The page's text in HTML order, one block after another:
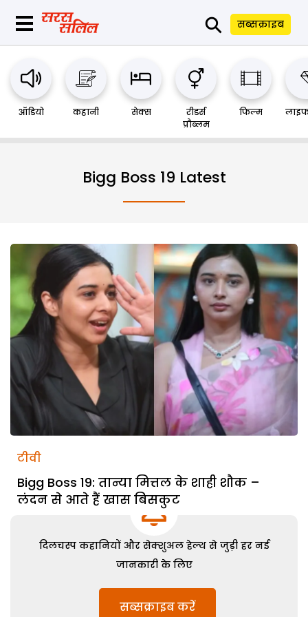
⚲ सब्सक्राइब
ऑडियो कहानी सेक्स
रीडर्स
प्रौब्लम
फिल्म
Bigg Boss 19 Latest
टीवी
Bigg Boss 19: तान्या मित्तल के शाही शौक –
लंदन से आते हैं खास बिसकुट
दिलचस्प कहानियों और सेक्शुअल हेल्थ से जुड़ी हर नई
जानकारी के लिए
सब्सक्राइब करें